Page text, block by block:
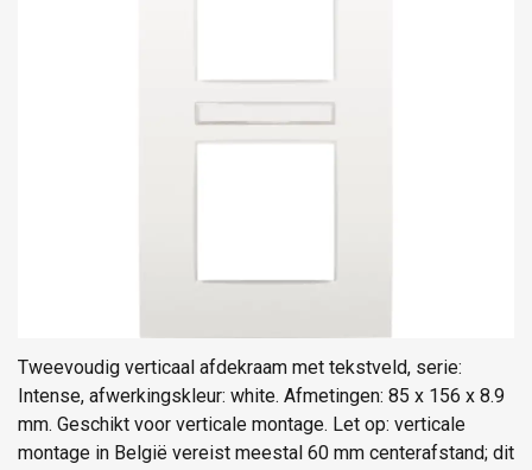
Tweevoudig verticaal afdekraam met tekstveld, serie:
Intense, afwerkingskleur: white. Afmetingen: 85 x 156 x 8.9
mm. Geschikt voor verticale montage. Let op: verticale
montage in België vereist meestal 60 mm centerafstand; dit